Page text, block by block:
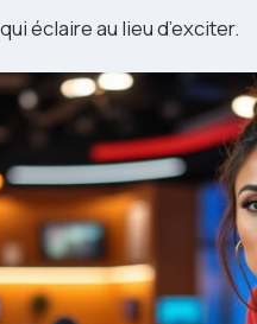
éclaire au lieu d’exciter.